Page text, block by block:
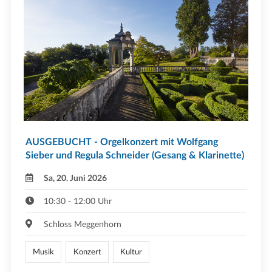
AUSGEBUCHT - Orgelkonzert mit Wolfgang
Sieber und Regula Schneider (Gesang & Klarinette)
Sa, 20. Juni 2026
10:30 - 12:00 Uhr
Schloss Meggenhorn
Musik Konzert Kultur